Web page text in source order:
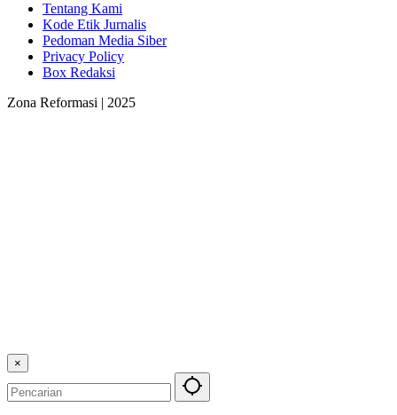
Tentang Kami
Kode Etik Jurnalis
Pedoman Media Siber
Privacy Policy
Box Redaksi
Zona Reformasi | 2025
×